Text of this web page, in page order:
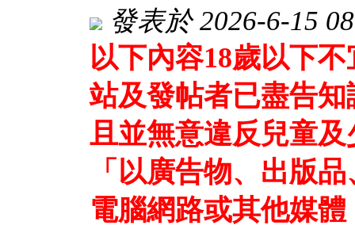
發表於 2026-6-15
以下內容18歲以下
站及發帖者已盡告
且並無意違反兒童
「以廣告物、出版
電腦網路或其他媒